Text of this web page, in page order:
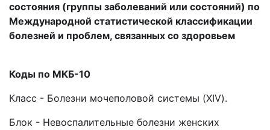
состояния (группы заболеваний или состояний) по
Международной статистической классификации
болезней и проблем, связанных со здоровьем
Коды по МКБ-10
Класс - Болезни мочеполовой системы (XIV).
Блок - Невоспалительные болезни женских